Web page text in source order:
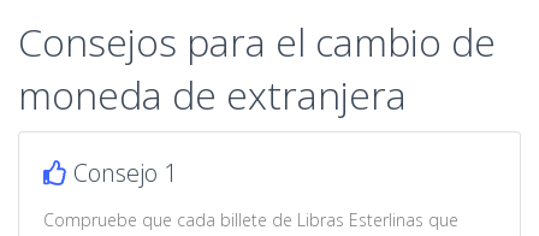
Consejos para el cambio de
moneda de extranjera
Consejo 1
Compruebe que cada billete de Libras Esterlinas que